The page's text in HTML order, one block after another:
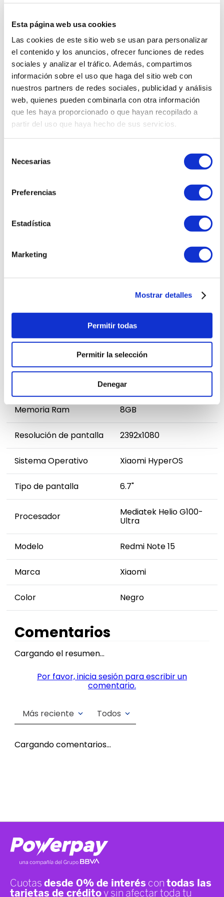
Esta página web usa cookies
Las cookies de este sitio web se usan para personalizar
el contenido y los anuncios, ofrecer funciones de redes
sociales y analizar el tráfico. Además, compartimos
información sobre el uso que haga del sitio web con
nuestros partners de redes sociales, publicidad y análisis
web, quienes pueden combinarla con otra información
que les haya proporcionado o que hayan recopilado a
partir del uso que haya hecho de sus servicios.
Necesarias
Preferencias
Estadística
Marketing
Mostrar detalles
Permitir todas
Permitir la selección
Denegar
espacio suficiente para fotos, videos,
aplicaciones, documentos y archivos
personales, evitando que tengas que borrar
contenido constantemente. Al ser un celular
4G, garantiza una conexión estable y rápida
para navegar por internet, realizar
videollamadas, ver contenido en streaming y
mantenerte conectado en todo momento.
Es un smartphone ideal para el uso diario,
tanto personal como profesional,
adaptándose a las necesidades actuales de
comunicación y productividad. El diseño en
color negro aporta un estilo elegante y
vigente.
excelente opción para quienes prefieren un
teléfono con presencia discreta pero
reconocida por ofrecer una excelente
relación calidad-precio, posicionándose
de la gama media.
FICHA TÉCNICA
Cámara Frontal 20MP
256GB
Memoria Ram 8GB
Resolución de pantalla 2392x1080
Sistema Operativo Xiaomi HyperOS
Tipo de pantalla 6.7"
Procesador Mediatek Helio G100-
Ultra
Modelo Redmi Note 15
Marca Xiaomi
Color Negro
Comentarios
Cargando el resumen…
Por favor, inicia sesión para escribir un
comentario.
Más reciente Todos
Cargando comentarios…